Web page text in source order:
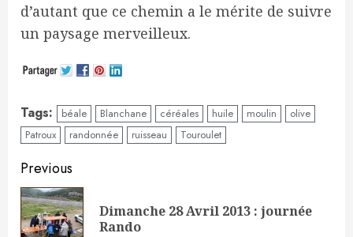
d’autant que ce chemin a le mérite de suivre
un paysage merveilleux.
Tags: béale Blanchane céréales huile moulin
olive
Patroux
randonnée ruisseau Touroulet
Continue
Reading
Previous
Dimanche 28 Avril 2013 : journée
Rando